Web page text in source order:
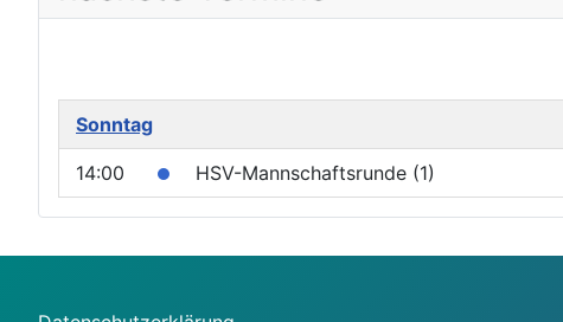
Sonntag
14:00 HSV-Mannschaftsrunde (1)